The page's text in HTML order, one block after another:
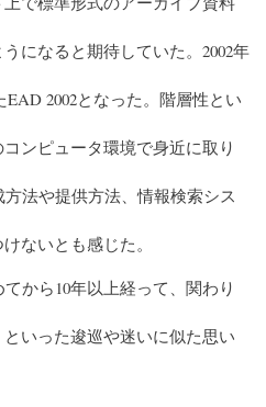
になると期待していた。2002年
2002となった。階層性とい
ンピュータ環境で身近に取り
法や提供方法、情報検索シス
ないとも感じた。
から10年以上経って、関わり
いった逡巡や迷いに似た思い